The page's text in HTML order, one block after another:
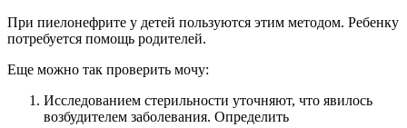
При пиелонефрите у детей пользуются этим методом. Ребенку
потребуется помощь родителей.
Еще можно так проверить мочу:
Исследованием стерильности уточняют, что явилось
возбудителем заболевания. Определить